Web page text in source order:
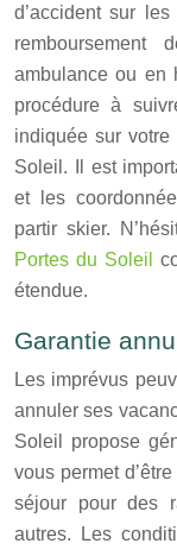
d’accident sur
ambulance ou en
procédure à
indiquée sur
Soleil. Il est
et les
partir skier.
Portes du Soleil
étendue.
Garantie
Les imprévus
annuler ses
Soleil propose
vous permet
séjour pour des
autres. Les